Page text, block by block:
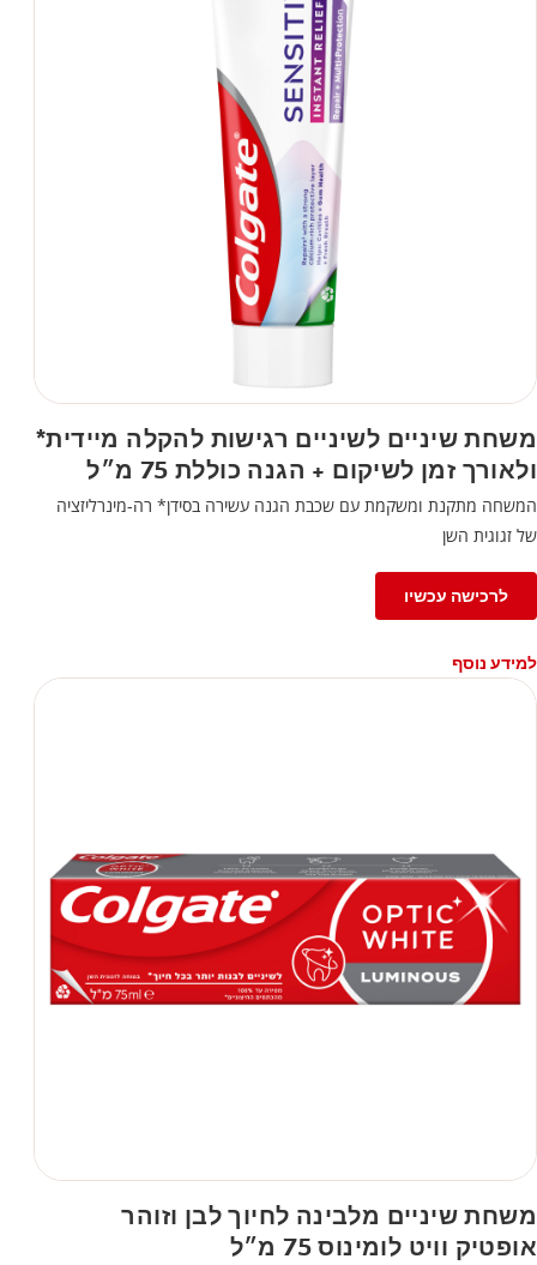
משחת שיניים לשיניים רגישות להקלה מיידית*
ולאורך זמן לשיקום + הגנה כוללת 75 מ״ל
המשחה מתקנת ומשקמת עם שכבת הגנה עשירה בסידן* רה-מינרליזציה
של זגוגית השן
לרכישה עכשיו
למידע נוסף
משחת שיניים מלבינה לחיוך לבן וזוהר
אופטיק וויט לומינוס 75 מ״ל